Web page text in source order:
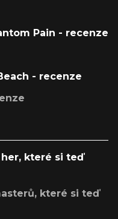
Pain - recenze
- recenze
které si teď
které si teď